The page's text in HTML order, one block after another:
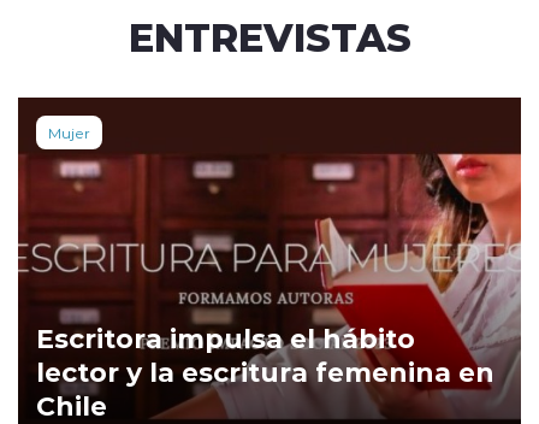
ENTREVISTAS
Mujer
Escritora impulsa el hábito
lector y la escritura femenina en
Chile